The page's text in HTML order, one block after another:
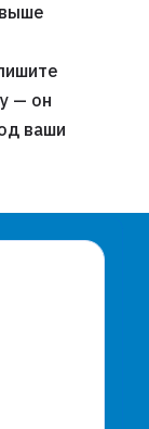
— он
ваши